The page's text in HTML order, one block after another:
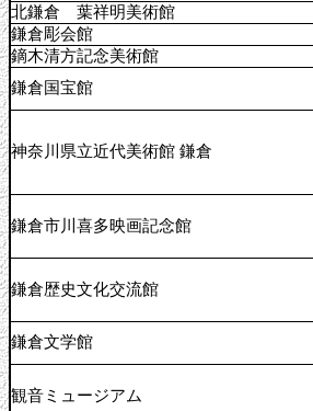
北鎌倉 葉祥明美術館
鎌倉彫会館
鏑木清方記念美術館
鎌倉国宝館
神奈川県立近代美術館 鎌倉
鎌倉市川喜多映画記念館
鎌倉歴史文化交流館
鎌倉文学館
観音ミュージアム